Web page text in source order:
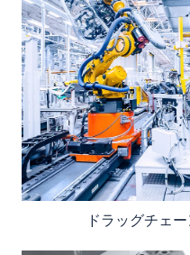
ドラッグチェ